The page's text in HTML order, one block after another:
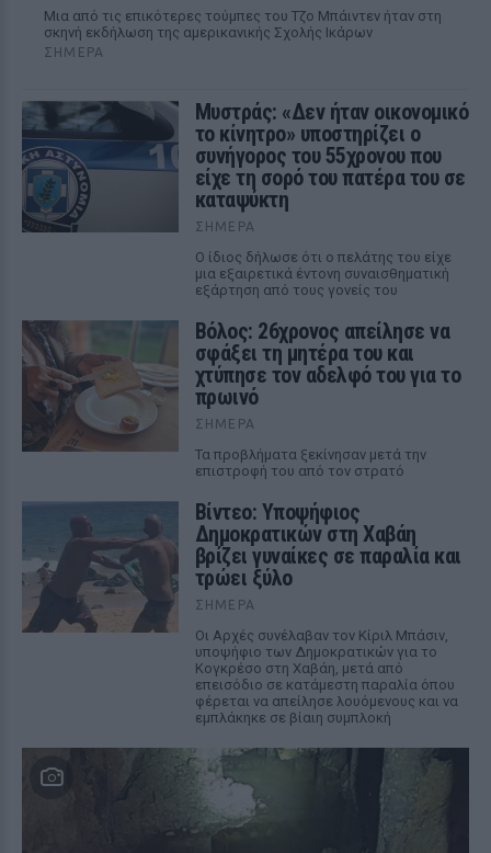
Μια από τις επικότερες τούμπες του Τζο Μπάιντεν ήταν στη
σκηνή εκδήλωση της αμερικανικής Σχολής Ικάρων
ΣΉΜΕΡΑ
Μυστράς: «Δεν ήταν οικονομικό
το κίνητρο» υποστηρίζει ο
συνήγορος του 55χρονου που
είχε τη σορό του πατέρα του σε
καταψύκτη
ΣΉΜΕΡΑ
Ο ίδιος δήλωσε ότι ο πελάτης του είχε
μια εξαιρετικά έντονη συναισθηματική
εξάρτηση από τους γονείς του
Βόλος: 26χρονος απείλησε να
σφάξει τη μητέρα του και
χτύπησε τον αδελφό του για το
πρωινό
ΣΉΜΕΡΑ
Τα προβλήματα ξεκίνησαν μετά την
επιστροφή του από τον στρατό
Βίντεο: Υποψήφιος
Δημοκρατικών στη Χαβάη
βρίζει γυναίκες σε παραλία και
τρώει ξύλο
ΣΉΜΕΡΑ
Οι Αρχές συνέλαβαν τον Κίριλ Μπάσιν,
υποψήφιο των Δημοκρατικών για το
Κογκρέσο στη Χαβάη, μετά από
επεισόδιο σε κατάμεστη παραλία όπου
φέρεται να απείλησε λουόμενους και να
εμπλάκηκε σε βίαιη συμπλοκή